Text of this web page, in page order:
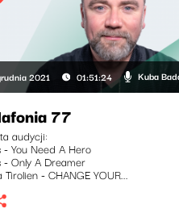
2021 01:51:24 Kuba
77
audycji:
- You Need A Hero
- Only A Dreamer
Tirolien - CHANGE YOUR...